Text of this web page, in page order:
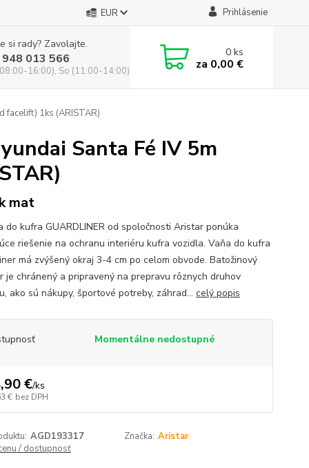
EUR Prihlásenie
si rady? Zavolajte.
013 566
16:00), So (11:00-14:00)
0ks
za 0,00 €
facelift) 1ks (ARISTAR)
Santa Fé IV 5m
mat
do kufra GUARDLINER od spoločnosti Aristar ponúka
riešenie na ochranu interiéru kufra vozidla. Vaňa do kufra
má zvýšený okraj 3-4 cm po celom obvode. Batožinový
je chránený a pripravený na prepravu rôznych druhov
ako sú nákupy, športové potreby, záhrad... celý popis
Momentálne nedostupné
€/ks
€ bez DPH
AGD193317 Značka: Aristar
/ dostupnosť